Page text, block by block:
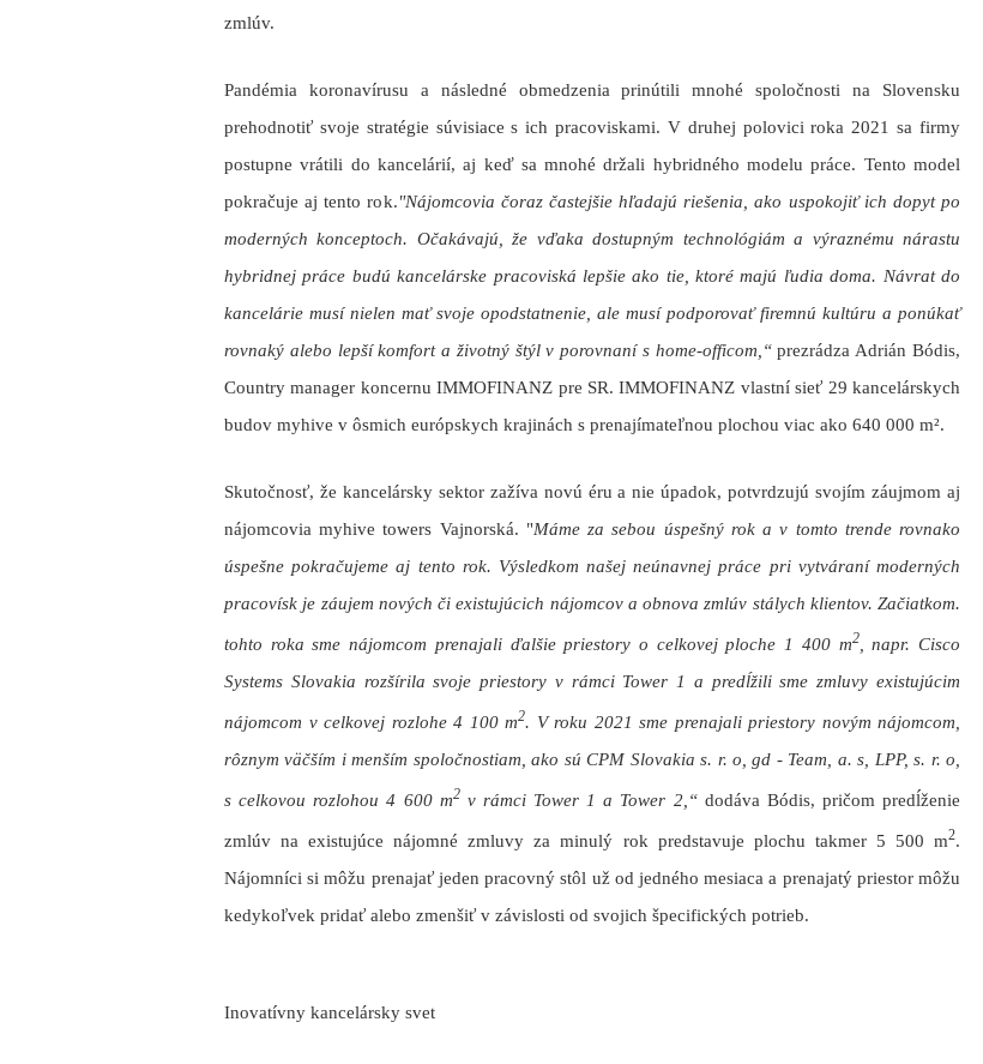
zmlúv.
Pandémia koronavírusu a následné obmedzenia prinútili mnohé spoločnosti na Slovensku
prehodnotiť svoje stratégie súvisiace s ich pracoviskami. V druhej polovici roka 2021 sa firmy
postupne vrátili do kancelárií, aj keď sa mnohé držali hybridného modelu práce. Tento model
pokračuje aj tento rok."Nájomcovia čoraz častejšie hľadajú riešenia, ako uspokojiť ich dopyt po
moderných konceptoch. Očakávajú, že vďaka dostupným technológiám a výraznému nárastu
hybridnej práce budú kancelárske pracoviská lepšie ako tie, ktoré majú ľudia doma. Návrat do
kancelárie musí nielen mať svoje opodstatnenie, ale musí podporovať firemnú kultúru a ponúkať
rovnaký alebo lepší komfort a životný štýl v porovnaní s home-officom,“prezrádza Adrián Bódis,
Country manager koncernu IMMOFINANZ pre SR. IMMOFINANZ vlastní sieť 29 kancelárskych
budov myhive v ôsmich európskych krajinách s prenajímateľnou plochou viac ako 640 000 m².
Skutočnosť, že kancelársky sektor zažíva novú éru a nie úpadok, potvrdzujú svojím záujmom aj
nájomcovia myhive towers Vajnorská. "Máme za sebou úspešný rok a v tomto trende rovnako
úspešne pokračujeme aj tento rok. Výsledkom našej neúnavnej práce pri vytváraní moderných
pracovísk je záujem nových či existujúcich nájomcov a obnova zmlúv stálych klientov. Začiatkom.
tohto roka sme nájomcom prenajali ďalšie priestory o celkovej ploche 1 400 m2, napr. Cisco
Systems Slovakia rozšírila svoje priestory v rámci Tower 1 a predĺžili sme zmluvy existujúcim
nájomcom v celkovej rozlohe 4 100 m2. V roku 2021 sme prenajali priestory novým nájomcom,
rôznym väčším i menším spoločnostiam, ako sú CPM Slovakia s. r. o, gd - Team, a. s, LPP, s. r. o,
s celkovou rozlohou 4 600 m2 v rámci Tower 1 a Tower 2,“dodáva Bódis, pričom predĺženie
zmlúv na existujúce nájomné zmluvy za minulý rok predstavuje plochu takmer 5 500 m2.
Nájomníci si môžu prenajať jeden pracovný stôl už od jedného mesiaca a prenajatý priestor môžu
kedykoľvek pridať alebo zmenšiť v závislosti od svojich špecifických potrieb.
Inovatívny kancelársky svet